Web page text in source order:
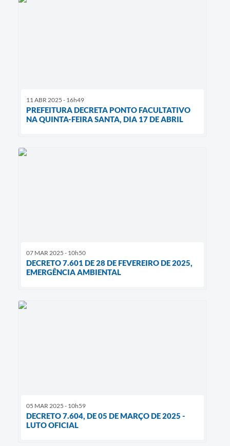
11 ABR 2025 - 16h49
PREFEITURA DECRETA PONTO FACULTATIVO
NA QUINTA-FEIRA SANTA, DIA 17 DE ABRIL
07 MAR 2025 - 10h50
DECRETO 7.601 DE 28 DE FEVEREIRO DE 2025,
EMERGÊNCIA AMBIENTAL
05 MAR 2025 - 10h59
DECRETO 7.604, DE 05 DE MARÇO DE 2025 -
LUTO OFICIAL